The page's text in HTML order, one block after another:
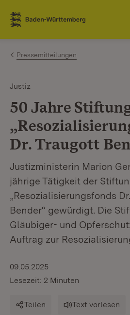
Zum Inhalt springen
Link zur Startseite
Pressemitteilungen
Justiz
50 Jahre
Dr. Traugott
Justizministerin Marion
jährige Tätigkeit der
„Resozialisierungsfonds
Bender“ gewürdigt. Die
Gläubiger- und
Auftrag zur
09.05.2025
Lesezeit: 2 Minuten
Teilen Text vorlesen